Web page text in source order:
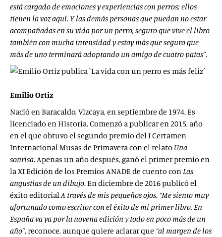
está cargado de emociones y experiencias con perros; ellos
tienen la voz aquí. Y las demás personas que puedan no estar
acompañadas en su vida por un perro, seguro que vive el libro
también con mucha intensidad y estoy más que seguro que
más de uno terminará adoptando un amigo de cuatro patas”.
Emilio Ortiz
Nació en Baracaldo, Vizcaya, en septiembre de 1974. Es
licenciado en Historia. Comenzó a publicar en 2015, año
en el que obtuvo el segundo premio del I Certamen
Internacional Musas de Primavera con el relato Una
sonrisa. Apenas un año después, ganó el primer premio en
la XI Edición de los Premios ANADE de cuento conLas
angustias de un dibujo. En diciembre de 2016 publicó el
éxito editorialA través de mis pequeños ojos. “Me siento muy
afortunado como escritor con el éxito de mi primer libro. En
España va ya por la novena edición y todo en poco más de un
año”, reconoce, aunque quiere aclarar que “al margen de los